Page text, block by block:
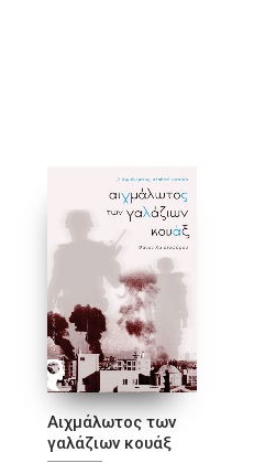
Αιχμάλωτος των
γαλάζιων κουάξ